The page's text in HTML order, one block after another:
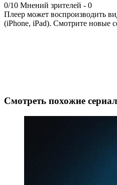
0/10 Мнений зрителей - 0
Плеер может воспроизводить
(iPhone, iPad). Смотрите новые
Смотреть похожие